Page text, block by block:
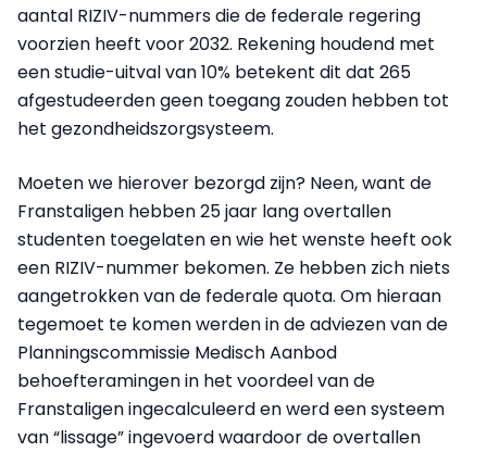
aantal RIZIV-nummers die de federale regering
voorzien heeft voor 2032. Rekening houdend met
een studie-uitval van 10% betekent dit dat 265
afgestudeerden geen toegang zouden hebben tot
het gezondheidszorgsysteem.
Moeten we hierover bezorgd zijn? Neen, want de
Franstaligen hebben 25 jaar lang overtallen
studenten toegelaten en wie het wenste heeft ook
een RIZIV-nummer bekomen. Ze hebben zich niets
aangetrokken van de federale quota. Om hieraan
tegemoet te komen werden in de adviezen van de
Planningscommissie Medisch Aanbod
behoefteramingen in het voordeel van de
Franstaligen ingecalculeerd en werd een systeem
van “lissage” ingevoerd waardoor de overtallen